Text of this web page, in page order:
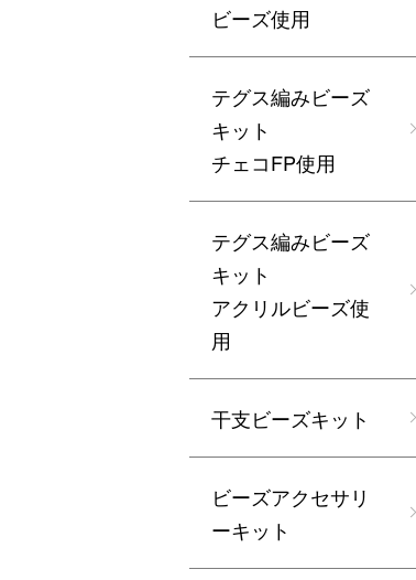
ビーズ使用
テグス編みビーズ
キット
チェコFP使用
テグス編みビーズ
キット
アクリルビーズ使
用
干支ビーズキット
ビーズアクセサリ
ーキット